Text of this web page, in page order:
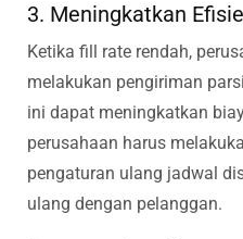
3. Meningkatkan
Ketika fill rate rendah,
melakukan pengiriman
ini dapat meningkatkan
perusahaan harus
pengaturan ulang jadwal
ulang dengan pelanggan.